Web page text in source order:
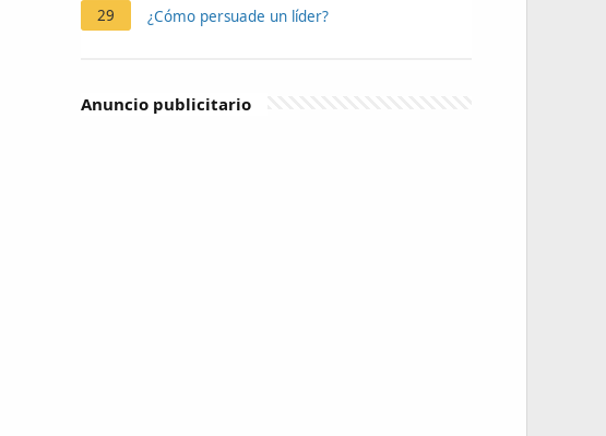
29 ¿Cómo persuade un líder?
Anuncio publicitario